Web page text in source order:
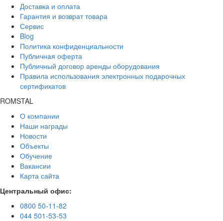
Доставка и оплата
Гарантия и возврат товара
Сервис
Blog
Политика конфиденциальности
Публичная оферта
Публичный договор аренды оборудования
Правила использования электронных подарочных
сертификатов
ROMSTAL
О компании
Наши награды
Новости
Объекты
Обучение
Вакансии
Карта сайта
Центральный офис:
0800 50-11-82
044 501-53-53